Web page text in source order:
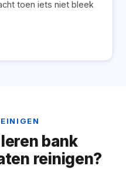
toen iets niet bleek
bank
reinigen?